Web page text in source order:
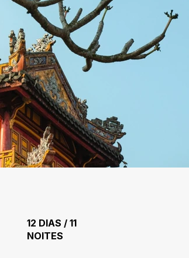
12 DIAS / 11
NOITES